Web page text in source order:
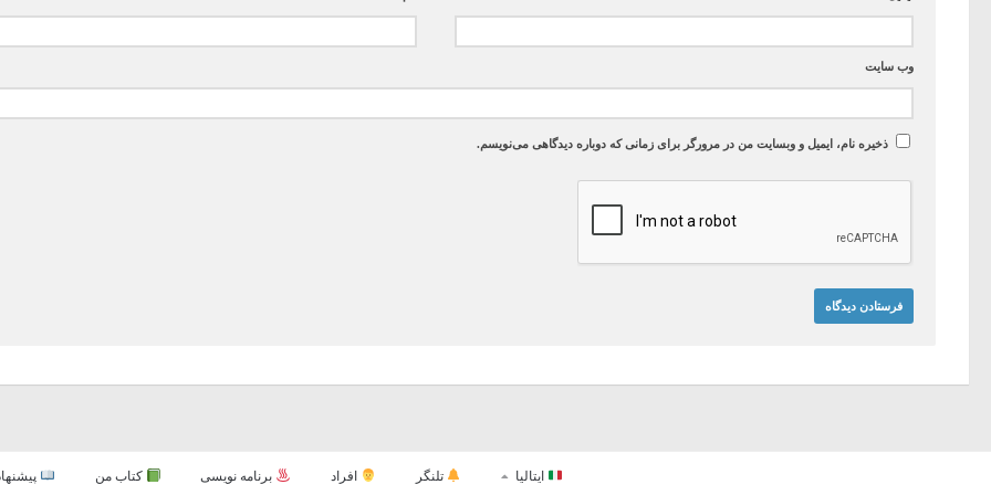
وب‌ سایت
ذخیره نام، ایمیل و وبسایت من در مرورگر برای زمانی که دوباره دیدگاهی می‌نویسم.
ایتالیا تلنگر افراد برنامه نویسی کتاب من